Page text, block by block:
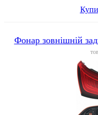
Фонар зовнішній